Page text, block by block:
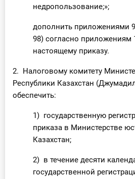
недропользование;»;
дополнить приложениями
98) согласно приложениям
настоящему приказу.
2. Налоговому комитету
Республики Казахстан
обеспечить:
1) государственную
приказа в Министерстве
Казахстан;
2) в течение десяти
государственной